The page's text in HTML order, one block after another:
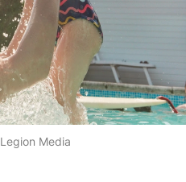
Legion Media